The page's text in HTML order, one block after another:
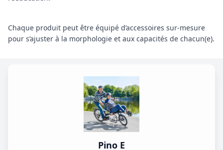
Chaque produit peut être équipé d’accessoires sur-mesure
pour s’ajuster à la morphologie et aux capacités de chacun(e).
Pino E